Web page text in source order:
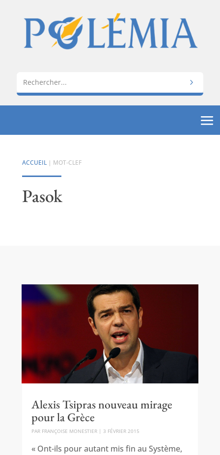
ACCUEIL| MOT-CLEF
Pasok
Alexis Tsipras nouveau mirage
pour la Grèce
PAR FRANÇOISE MONESTIER| 3 FÉVRIER 2015
« Ont-ils pour autant mis fin au Système,